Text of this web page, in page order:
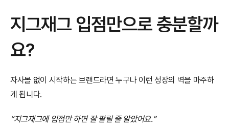
지그재그 입점만으로 충분할까
요?
자사몰 없이 시작하는 브랜드라면 누구나 이런 성장의 벽을 마주하
게 됩니다.
“지그재그에 입점만 하면 잘 팔릴 줄 알았어요.”